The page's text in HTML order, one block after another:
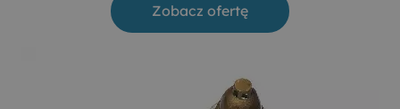
Zobacz ofertę